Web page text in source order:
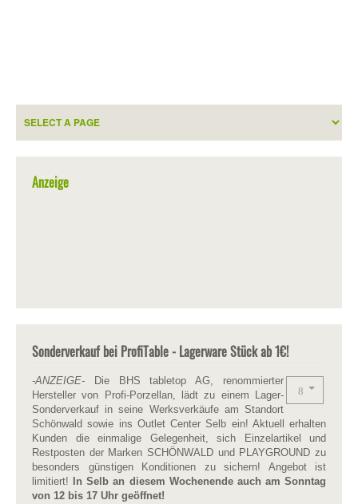
Anzeige
Sonderverkauf bei ProfiTable - Lagerware Stück ab 1€!
-ANZEIGE- Die BHS tabletop AG, renommierter
Hersteller von Profi-Porzellan, lädt zu einem Lager-
Sonderverkauf in seine Werksverkäufe am Standort
Schönwald sowie ins Outlet Center Selb ein! Aktuell erhalten
Kunden die einmalige Gelegenheit, sich Einzelartikel und
Restposten der Marken SCHÖNWALD und PLAYGROUND zu
besonders günstigen Konditionen zu sichern! Angebot ist
limitiert! In Selb an diesem Wochenende auch am Sonntag
von 12 bis 17 Uhr geöffnet!